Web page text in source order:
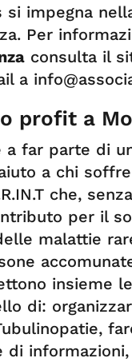
si impegna
Per
consulta il
a
profit a
far parte di
a chi
che,
per il
malattie
insieme
di: